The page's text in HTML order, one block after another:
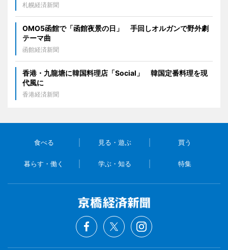
札幌経済新聞
OMO5函館で「函館夜景の日」 手回しオルガンで野外劇
テーマ曲
函館経済新聞
香港・九龍塘に韓国料理店「Social」 韓国定番料理を現
代風に
香港経済新聞
食べる 見る・遊ぶ 買う
暮らす・働く 学ぶ・知る 特集